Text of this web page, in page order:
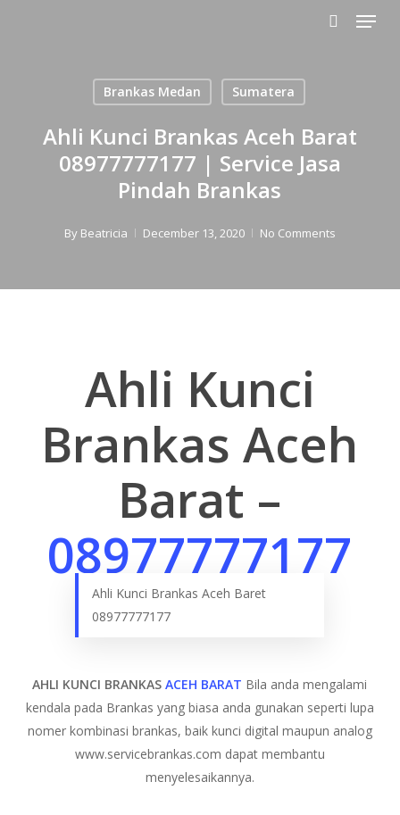
Menu
Brankas Medan Sumatera
Ahli Kunci Brankas Aceh Barat
08977777177 | Service Jasa
Pindah Brankas
By Beatricia December 13, 2020 No Comments
Ahli Kunci
Brankas Aceh
Barat –
08977777177
Ahli Kunci Brankas Aceh Baret
08977777177
AHLI KUNCI BRANKASACEH BARAT Bila anda mengalami
kendala pada Brankas yang biasa anda gunakan seperti lupa
nomer kombinasi brankas, baik kunci digital maupun analog
www.servicebrankas.com dapat membantu
menyelesaikannya.